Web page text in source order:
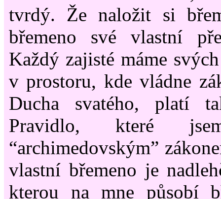
tvrdý. Že naložit si
břemeno své vlastní
Každý zajisté máme
v prostoru, kde vládne
Ducha svatého, platí
Pravidlo, které
“archimedovským”
vlastní břemeno je
kterou na mne působí